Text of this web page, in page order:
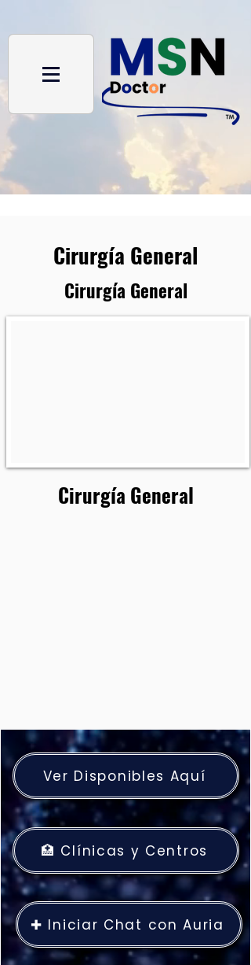
Cirurgía General
Cirurgía General
Cirurgía General
Ver Disponibles Aquí
🏥 Clínicas y Centros
✚ Iniciar Chat con Auria